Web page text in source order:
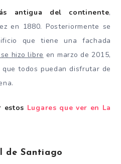
antigua del continente,
en 1880. Posteriormente se
que tiene una fachada
hizo libre en marzo de 2015,
todos puedan disfrutar de
estos Lugares que ver en La
de Santiago